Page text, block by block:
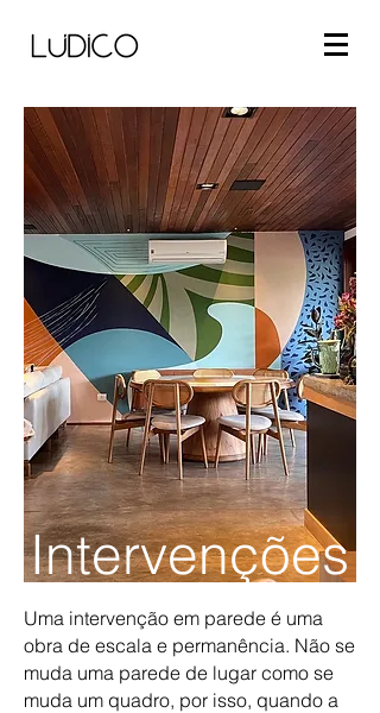
Intervenções
Uma intervenção em parede é uma
obra de escala e permanência. Não se
muda uma parede de lugar como se
muda um quadro, por isso, quando a